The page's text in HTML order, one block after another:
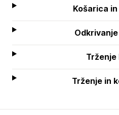
Košarica
Trženje
Trženje in